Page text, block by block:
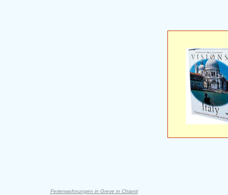
Ferienwohnungen in Greve in Chianti